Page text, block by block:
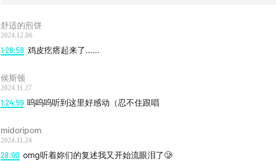
舒适的煎饼
2024.12.06
1:26:58 鸡皮疙瘩起来了……
侯斯顿
2024.11.27
1:24:59 呜呜呜听到这里好感动（忍不住跟唱
midoripom
2024.11.24
28:00 omg听着妳们的复述我又开始流眼泪了🥲